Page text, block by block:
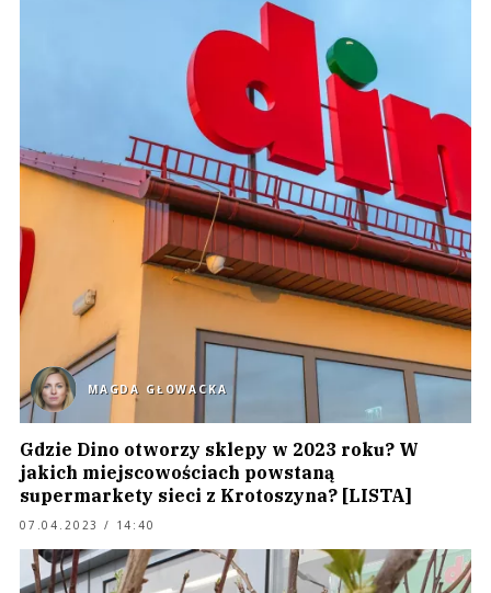
MAGDA GŁOWACKA
Gdzie Dino otworzy sklepy w 2023 roku? W
jakich miejscowościach powstaną
supermarkety sieci z Krotoszyna? [LISTA]
07.04.2023 / 14:40